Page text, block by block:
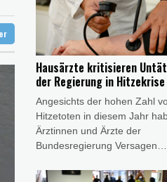
Hausärzte kritisieren
der Regierung in Hitzekrise
Angesichts der hohen Zahl
Hitzetoten in diesem Jahr
Ärztinnen und Ärzte der
Bundesregierung Versagen
nichts passiert", sagte die